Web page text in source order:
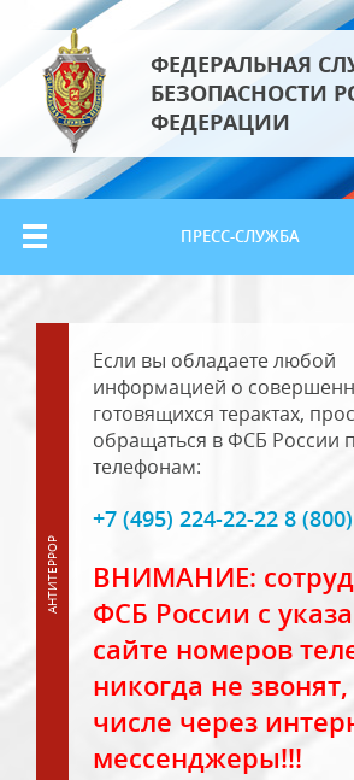
ФЕДЕРАЛЬНАЯ
БЕЗОПАСНОСТИ
ФЕДЕРАЦИИ
ПРЕСС-СЛУЖБА
Если вы обладаете любой
информацией о
готовящихся терактах,
обращаться в ФСБ России
телефонам:
+7 (495) 224-22-22 8
ВНИМАНИЕ:
ФСБ России с
сайте номеров
никогда не
числе через
мессенджеры!!!